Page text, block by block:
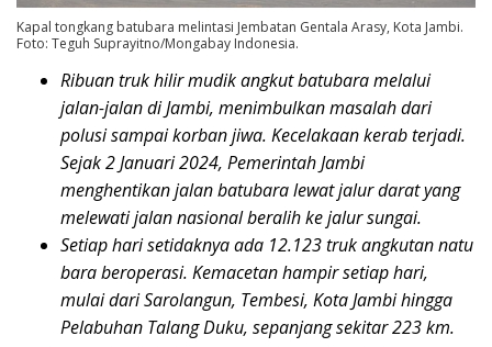
Kapal tongkang batubara melintasi Jembatan Gentala Arasy, Kota Jambi.
Foto: Teguh Suprayitno/Mongabay Indonesia.
Ribuan truk hilir mudik angkut batubara melalui
jalan-jalan di Jambi, menimbulkan masalah dari
polusi sampai korban jiwa. Kecelakaan kerab terjadi.
Sejak 2 Januari 2024, Pemerintah Jambi
menghentikan jalan batubara lewat jalur darat yang
melewati jalan nasional beralih ke jalur sungai.
Setiap hari setidaknya ada 12.123 truk angkutan natu
bara beroperasi. Kemacetan hampir setiap hari,
mulai dari Sarolangun, Tembesi, Kota Jambi hingga
Pelabuhan Talang Duku, sepanjang sekitar 223 km.